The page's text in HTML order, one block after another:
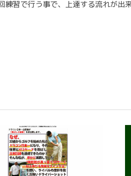
習で行う事で、上達する流れが出